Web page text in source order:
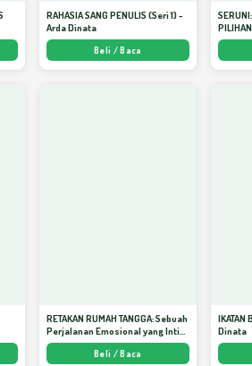
RAHASIA SANG PENULIS (Seri 1) -
Arda Dinata
Beli / Baca
RETAKAN RUMAH TANGGA: Sebuah
Perjalanan Emosional yang Intim
dan Mendalam - Arda Dinata
Beli / Baca
IKATAN
Dinata